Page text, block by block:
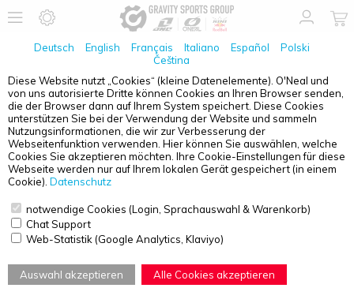
Deutsch English Français Italiano Español
Polski
Čeština
Diese Website nutzt „Cookies“ (kleine Datenelemente). O'Neal und
von uns autorisierte Dritte können Cookies an Ihren Browser senden,
die der Browser dann auf Ihrem System speichert. Diese Cookies
unterstützen Sie bei der Verwendung der Website und sammeln
Nutzungsinformationen, die wir zur Verbesserung der
Webseitenfunktion verwenden. Hier können Sie auswählen, welche
Cookies Sie akzeptieren möchten. Ihre Cookie-Einstellungen für diese
Webseite werden nur auf Ihrem lokalen Gerät gespeichert (in einem
Cookie). Datenschutz
notwendige Cookies (Login, Sprachauswahl & Warenkorb)
Chat Support
Web-Statistik (Google Analytics, Klaviyo)
Auswahl akzeptieren Alle Cookies akzeptieren
PRODUKTÜBERSICHT - JUGENDLICHE